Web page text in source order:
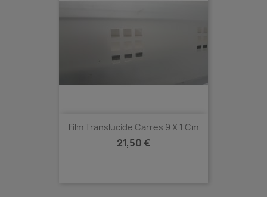
Film Translucide Carres 9 X 1 Cm
Prix
21,50 €